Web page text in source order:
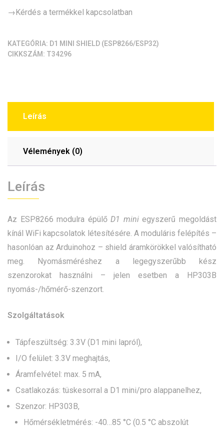
shield
HP3030B
shield)
→Kérdés a termékkel kapcsolatban
KATEGÓRIA: D1 MINI SHIELD (ESP8266/ESP32)
CIKKSZÁM: T34296
Leírás
Vélemények (0)
Leírás
Az ESP8266 modulra épülőD1 miniegyszerű megoldást
kínál WiFi kapcsolatok létesítésére. A moduláris felépítés –
hasonlóan az Arduinohoz – shield áramkörökkel valósítható
meg. Nyomásméréshez a legegyszerűbb kész
szenzorokat használni – jelen esetben a HP303B
nyomás-/hőmérő-szenzort.
Szolgáltatások
Tápfeszültség: 3.3V (D1 mini lapról),
I/O felület: 3.3V meghajtás,
Áramfelvétel: max. 5 mA,
Csatlakozás: tüskesorral a D1 mini/pro alappanelhez,
Szenzor: HP303B,
Hőmérsékletmérés: -40…85 °C (0.5 °C abszolút